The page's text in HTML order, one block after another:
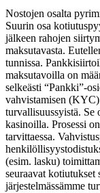
Nostojen osalta
Suurin osa
jälkeen rahojen
maksutavasta.
tunnissa.
maksutavoilla on
selkeästi “Pankki”-
vahvistamisen (KYC)
turvallisuussyistä.
kasinoilla. Prosessi
tarvittaessa.
(esim. lasku)
seuraavat
järjestelmässämme